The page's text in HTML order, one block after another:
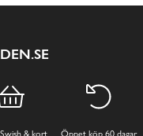
& kort Öppet köp 60 dagar